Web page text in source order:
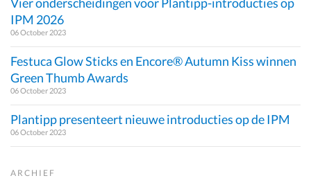
IPM 2026
06 October 2023
Festuca Glow Sticks en Encore® Autumn Kiss winnen
Green Thumb Awards
06 October 2023
Plantipp presenteert nieuwe introducties op de IPM
06 October 2023
ARCHIEF